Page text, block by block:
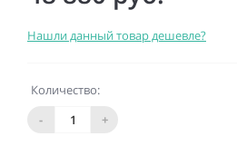
Нашли данный товар дешевле?
Количество:
-
+